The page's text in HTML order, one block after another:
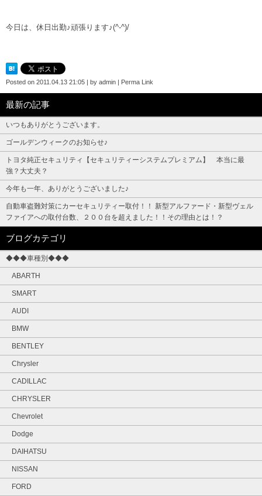
今日は、休日出勤♪頑張ります♪(^-^)/
Posted on 2011.04.13 21:05 | by admin | Perma Link
最新の記事
いつもありがとうございます。
ゴールデンウィークのお知らせ♪
トヨタ純正セキュリティ【セキュリティーシステムプレミアム】 本当に最
強？大丈夫？
今年も一年、ありがとうございました♪
自動車盗難対策にカーセキュリティー取付！！ 新型アルファード・新型ヴェル
ファイアへの取付台数、２００台を超えました！！その理由とは！？
ブログカテゴリ
◆◆◆車種別◆◆◆
ABARTH
SMART
AUDI
BMW
BENTLEY
Chrysler
CADILLAC
CHRYSLER
Chevrolet
Dodge
DAIHATSU
NISSAN
FORD